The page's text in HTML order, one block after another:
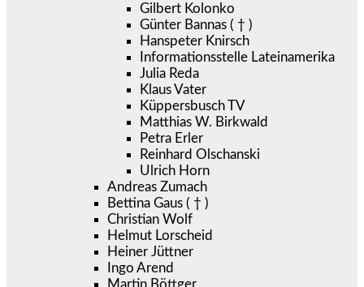
Gilbert Kolonko
Günter Bannas ( † )
Hanspeter Knirsch
Informationsstelle Lateinamerika
Julia Reda
Klaus Vater
Küppersbusch TV
Matthias W. Birkwald
Petra Erler
Reinhard Olschanski
Ulrich Horn
Andreas Zumach
Bettina Gaus ( † )
Christian Wolf
Helmut Lorscheid
Heiner Jüttner
Ingo Arend
Martin Böttger